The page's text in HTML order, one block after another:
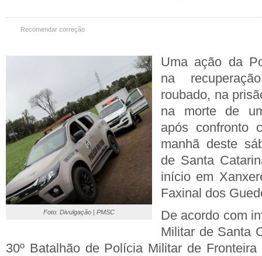
Recomendar correção
Foto: Divulgação | PMSC
Uma ação da
na
roubado, na
na morte de
após confronto
manhã deste
de Santa
início em
Faxinal dos
De acordo com
Militar de Santa
30º Batalhão de Polícia Militar de